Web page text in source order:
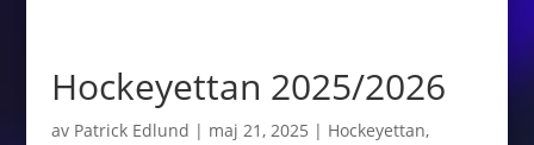
Hockeyettan 2025/2026
av Patrick Edlund | maj 21, 2025 | Hockeyettan,